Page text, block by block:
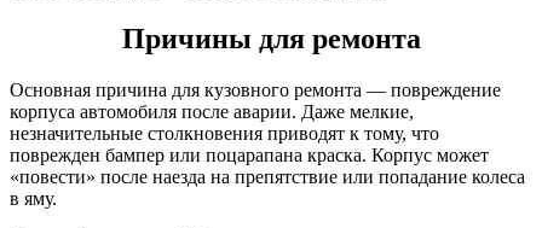
Причины для ремонта
Основная причина для кузовного ремонта — повреждение
корпуса автомобиля после аварии. Даже мелкие,
незначительные столкновения приводят к тому, что
поврежден бампер или поцарапана краска. Корпус может
«повести» после наезда на препятствие или попадание колеса
в яму.